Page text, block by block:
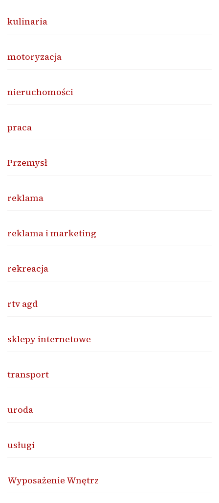
kulinaria
motoryzacja
nieruchomości
praca
Przemysł
reklama
reklama i marketing
rekreacja
rtv agd
sklepy internetowe
transport
uroda
usługi
Wyposażenie Wnętrz